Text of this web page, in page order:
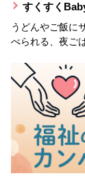
すくすく
うどんやご飯に
べられる、夜ご